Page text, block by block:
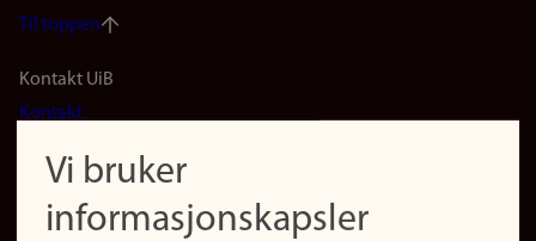
Til toppen
Footer
(no)
Kontakt UiB
Kontakt
Finn forsker
Presse
Vi bruker
informasjonskapsler